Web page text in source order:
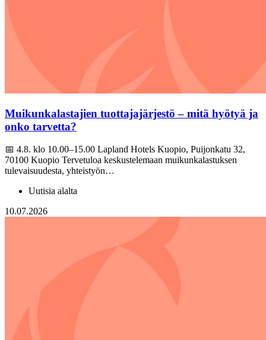
Muikunkalastajien tuottajajärjestö – mitä hyötyä ja
onko tarvetta?
📅 4.8. klo 10.00–15.00 Lapland Hotels Kuopio, Puijonkatu 32,
70100 Kuopio Tervetuloa keskustelemaan muikunkalastuksen
tulevaisuudesta, yhteistyön…
Uutisia alalta
10.07.2026